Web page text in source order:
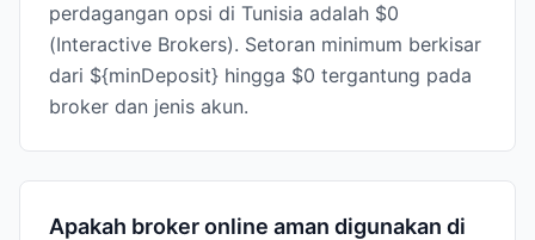
perdagangan opsi di Tunisia adalah $0
(Interactive Brokers). Setoran minimum berkisar
dari ${minDeposit} hingga $0 tergantung pada
broker dan jenis akun.
Apakah broker online aman digunakan di